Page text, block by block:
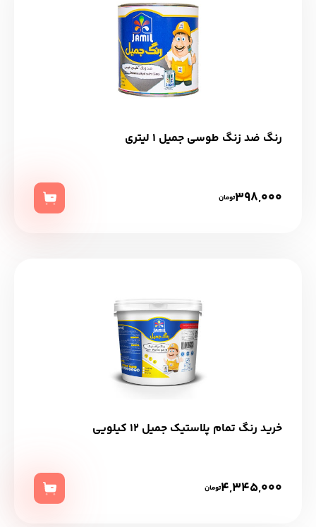
رنگ ضد زنگ طوسی جمیل 1 لیتری
398,000تومان
خرید رنگ تمام پلاستیک جمیل 12 کیلویی
4,345,000تومان